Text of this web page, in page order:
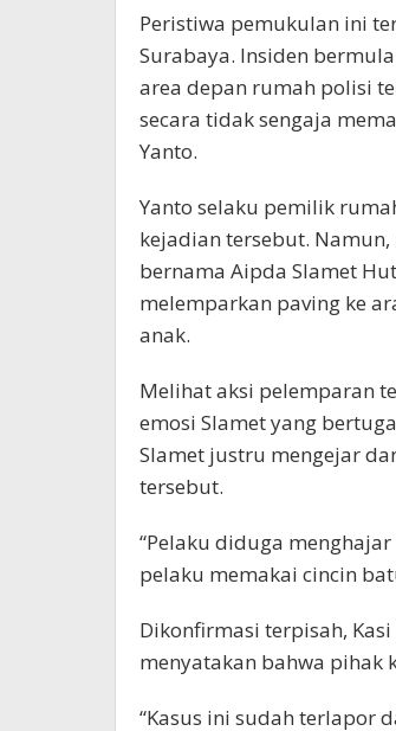
Peristiwa pemukulan ini
Surabaya. Insiden
area depan rumah polisi
secara tidak sengaja
Yanto.
Yanto selaku pemilik
kejadian tersebut.
bernama Aipda Slamet
melemparkan paving ke
anak.
Melihat aksi pelemparan
emosi Slamet yang
Slamet justru mengejar
tersebut.
“Pelaku diduga
pelaku memakai cincin
Dikonfirmasi terpisah,
menyatakan bahwa pihak
“Kasus ini sudah terlapor